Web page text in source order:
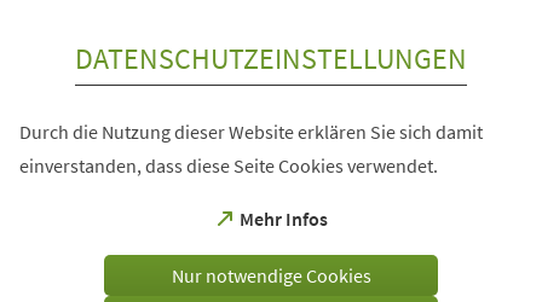
DATENSCHUTZEINSTELLUNGEN
Durch die Nutzung dieser Website erklären Sie sich damit
einverstanden, dass diese Seite Cookies verwendet.
Mehr Infos
(Öffnet
einem
Nur notwendige Cookies